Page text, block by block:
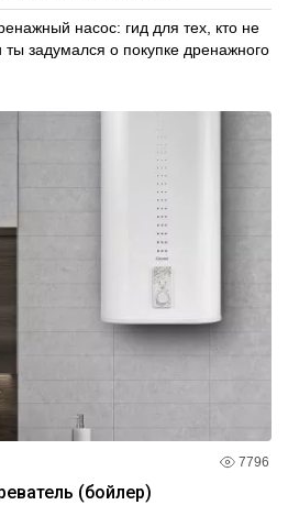
насос: гид для тех, кто не
ты задумался о покупке дренажного
7796
(бойлер)